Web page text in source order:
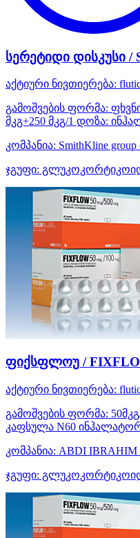
სერეტიდი დისკუსი /
აქტიური ნივთიერება:
გამოშვების ფორმა:
მკგ+250 მკგ/1 დოზა:
კომპანია: SmithKline group
ჯგუფი:
ფიქსფლოუ /
აქტიური ნივთიერება:
გამოშვების ფორმა:
კაფსულა N60
კომპანია: ABDI IBRAHIM
ჯგუფი: